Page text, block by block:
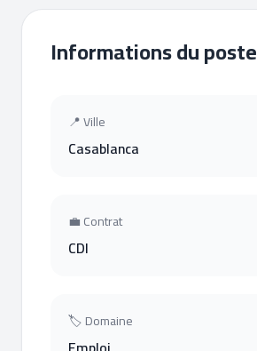
Informations du poste
📍 Ville
Casablanca
💼 Contrat
CDI
🏷 Domaine